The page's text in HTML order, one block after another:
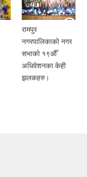
रामपुर
नगरपालिकाको नगर
सभाको १९औँ
अधिवेशनका केही
झलकहरु।